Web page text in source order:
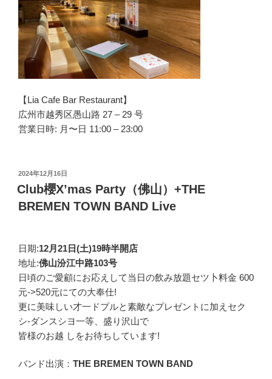
【Lia Cafe Bar Restaurant】
広州市越秀区愚山路 27 – 29 号
営業日時: 月〜日 11:00 – 23:00
投
稿
日:
2024年12月16日
Club櫻X’mas Party（佛山）+THE
BREMEN TOWN BAND Live
日期:12月21日(土)19時半開店
地址:佛山汾江中路103号
日頃のご愛顧にお応えして当日の飲み放題セツ卜料金 600
元->520元にての大奉仕!
更に美味しい才一ドプルと素敵なプレゼントに加えセク
シ-ダンスシヨ一等、盛り沢山で
皆様のお越 しをお待ちしています!
バンド出演： THE BREMEN TOWN BAND